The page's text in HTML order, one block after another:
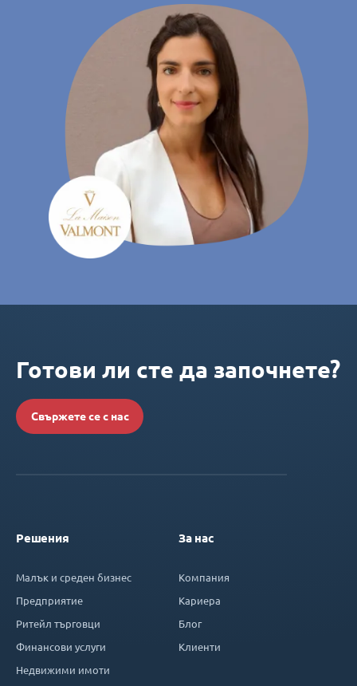
Готови ли сте да започнете?
Свържете се с нас
Решения
Малък и среден бизнес
Предприятие
Ритейл търговци
Финансови услуги
Недвижими имоти
За нас
Компания
Кариера
Блог
Клиенти